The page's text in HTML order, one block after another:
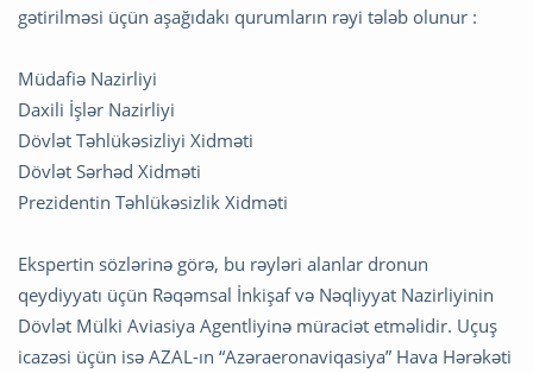
gətirilməsi üçün aşağıdakı qurumların rəyi tələb olunur :
Müdafiə Nazirliyi
Daxili İşlər Nazirliyi
Dövlət Təhlükəsizliyi Xidməti
Dövlət Sərhəd Xidməti
Prezidentin Təhlükəsizlik Xidməti
Ekspertin sözlərinə görə, bu rəyləri alanlar dronun
qeydiyyatı üçün Rəqəmsal İnkişaf və Nəqliyyat Nazirliyinin
Dövlət Mülki Aviasiya Agentliyinə müraciət etməlidir. Uçuş
icazəsi üçün isə AZAL-ın “Azəraeronaviqasiya” Hava Hərəkəti